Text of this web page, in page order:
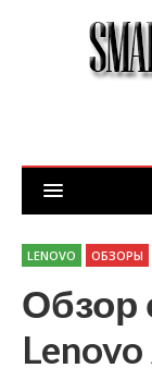
LENOVO ОБЗОРЫ
Обзор